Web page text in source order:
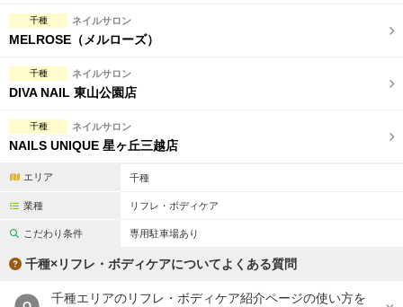
スタッフ指名可
駅から徒歩5分以内
意しております。
千種 ネイルサロン
MELROSE（メルローズ）
千種 ネイルサロン
DIVA NAIL 東山公園店
千種 ネイルサロン
NAILS UNIQUE 星ヶ丘三越店
エリア 千種
業種 リフレ・ボディケア
こだわり条件 専用駐車場あり
千種×リフレ・ボディケアについてよくある質問
千種エリアのリフレ・ボディケア紹介ページの使い方を